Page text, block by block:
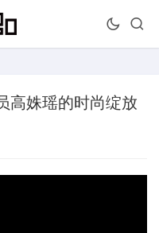
高姝瑶的时尚绽放